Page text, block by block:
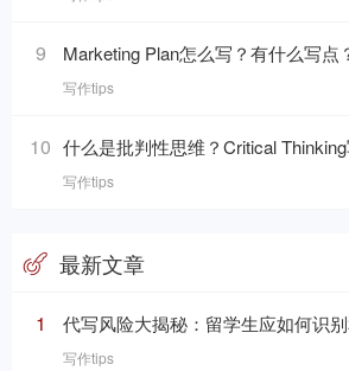
9 Marketing Plan怎么写？有什么写点？我们做市
写作tips
10 什么是批判性思维？Critical
写作tips
最新文章
1 代写风险大揭秘：留学生应如何识
写作tips